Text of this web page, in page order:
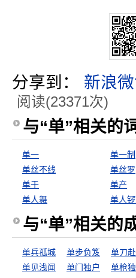
分享到： 新浪
阅读(23371次)
与“单”相关的
单一 单一制
单丝不线
单丝罗
单于
单产
单人舞
单人
与“单”相关的
单兵孤城 单步负笈 单刀
单见浅闻
单门独户 单枪